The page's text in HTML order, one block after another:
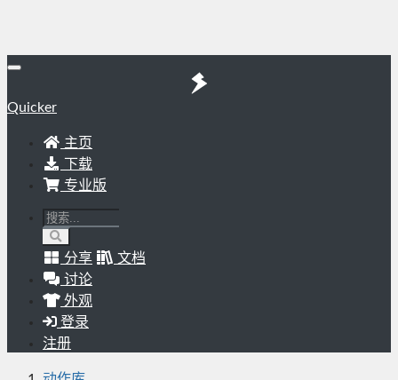
Quicker
主页
下载
专业版
分享
文档
讨论
外观
登录
注册